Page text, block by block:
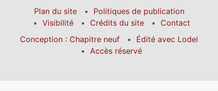
Plan du site
Politiques de publication
Visibilité
Crédits du site
Contact
Conception : Chapitre neuf
Édité avec Lodel
Accès réservé